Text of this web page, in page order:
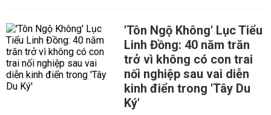
'Tôn Ngộ Không' Lục Tiểu
Linh Đồng: 40 năm trăn
trở vì không có con trai
nối nghiệp sau vai diễn
kinh điển trong 'Tây Du
Ký'